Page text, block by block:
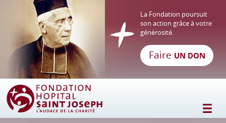
Fondation Hôpital Saint Joseph
La Fondation poursuit
son action grâce à votre
générosité.
Faire UN DON